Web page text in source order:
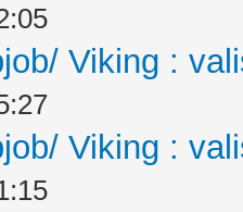
Viking :
Viking :